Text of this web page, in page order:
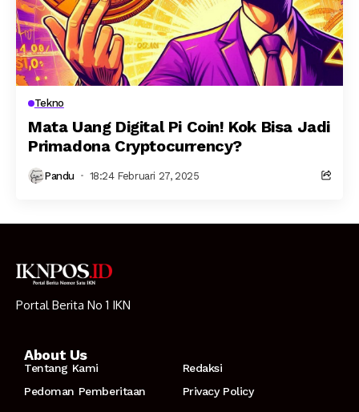
Tekno
Mata Uang Digital Pi Coin! Kok Bisa Jadi
Primadona Cryptocurrency?
Pandu 18:24 Februari 27, 2025
Portal Berita No 1 IKN
About Us
Tentang Kami
Redaksi
Pedoman Pemberitaan
Privacy Policy